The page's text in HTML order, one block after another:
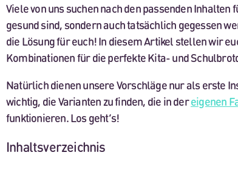
Viele von uns suchen nach den passenden
gesund sind, sondern auch tatsächlich gegessen
die Lösung für euch! In diesem Artikel stellen wir
Kombinationen für die perfekte Kita- und
Natürlich dienen unsere Vorschläge nur als erste
wichtig, die Varianten zu finden, die in dereigenen
funktionieren. Los geht’s!
Inhaltsverzeichnis